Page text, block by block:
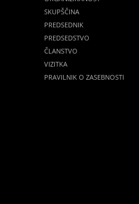
SKUPŠČINA
PREDSEDNIK
PREDSEDSTVO
ČLANSTVO
VIZITKA
PRAVILNIK O ZASEBNOSTI